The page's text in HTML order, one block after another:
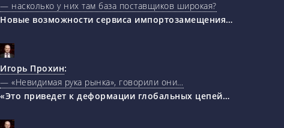
— насколько у них там база поставщиков широкая?
Новые возможности сервиса импортозамещения…
Игорь Прохин:
— «Невидимая рука рынка», говорили они…
«Это приведет к деформации глобальных цепей…